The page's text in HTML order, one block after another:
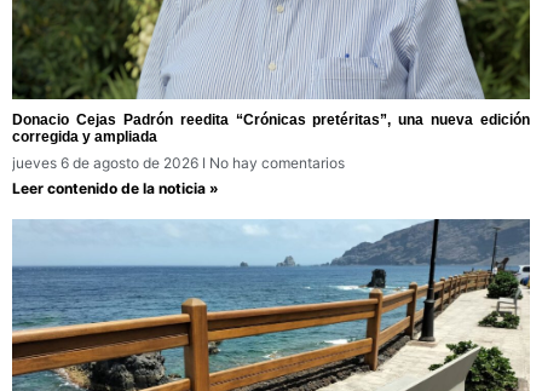
Donacio Cejas Padrón reedita “Crónicas pretéritas”, una nueva edición
corregida y ampliada
jueves 6 de agosto de 2026
No hay comentarios
Leer contenido de la noticia »